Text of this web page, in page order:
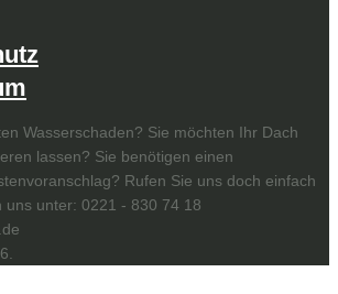
Wasserschaden? Sie möchten Ihr Dach
lassen? Sie benötigen einen
Rufen Sie uns doch einfach
uns unter: 0221 - 830 74 18